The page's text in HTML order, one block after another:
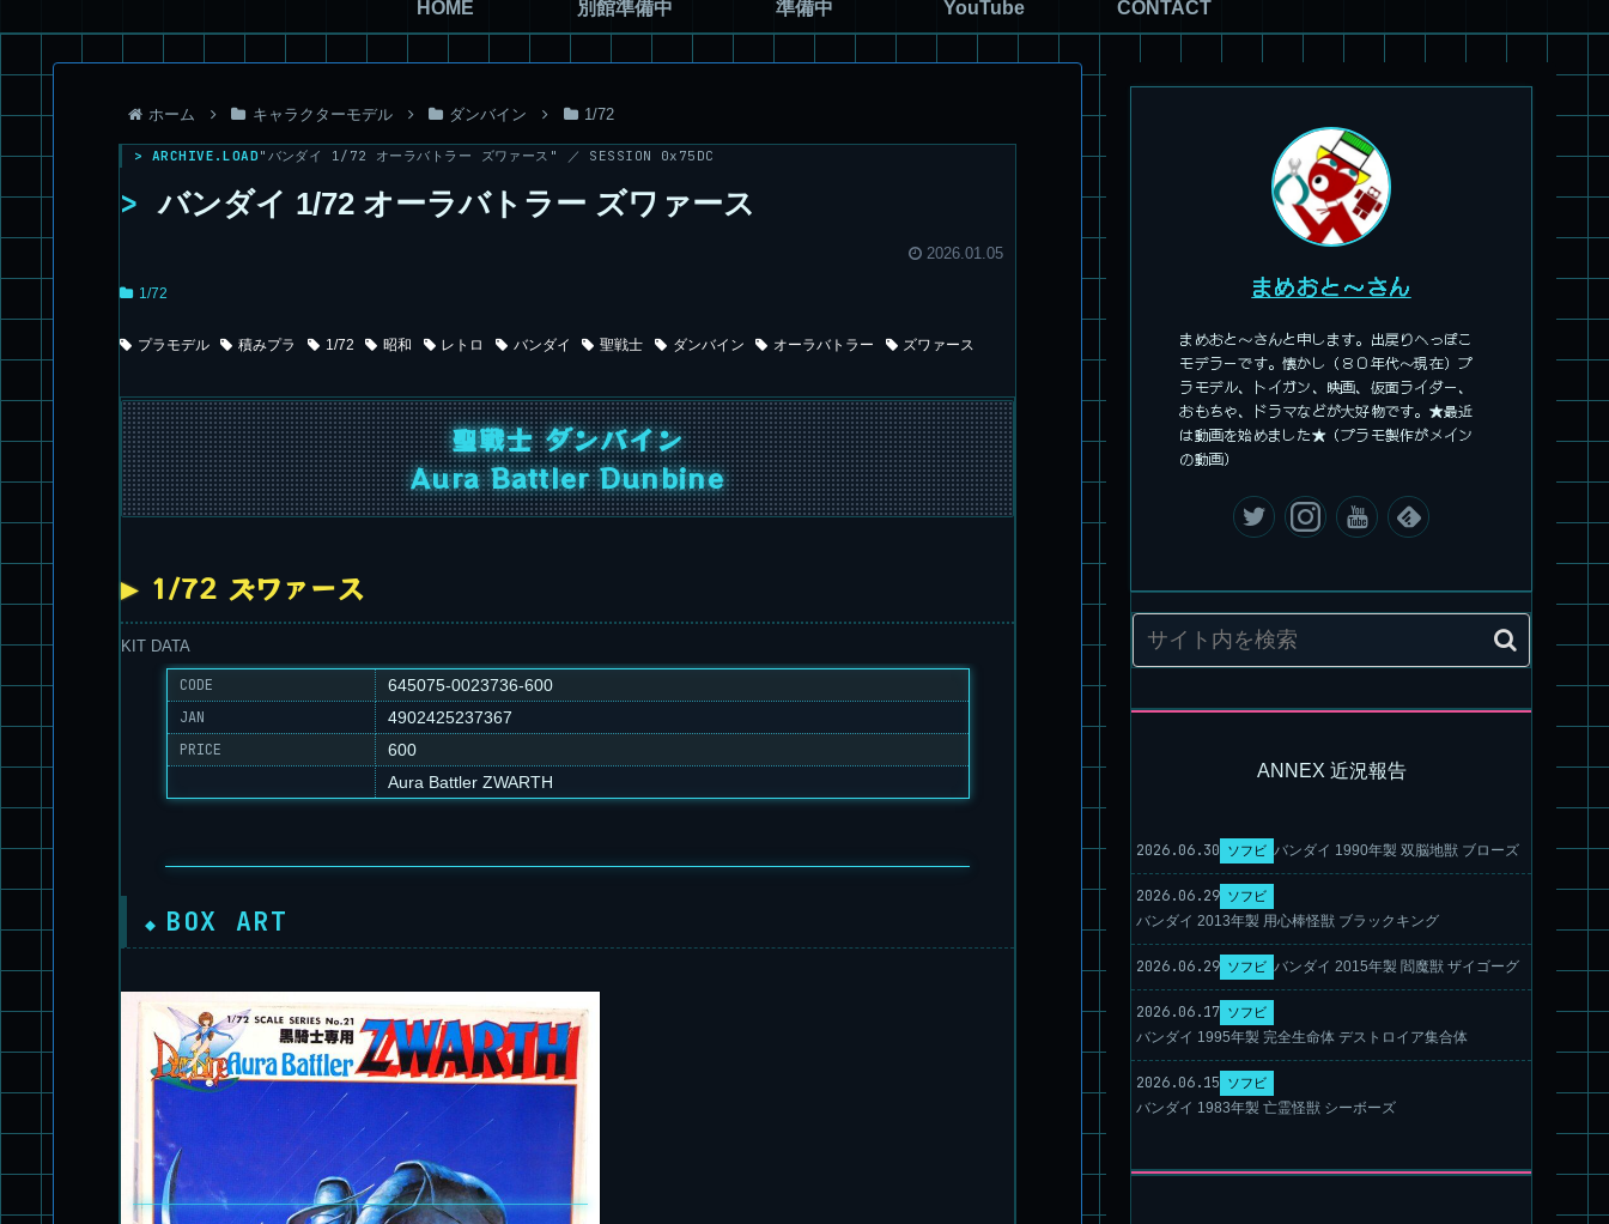
HOME 別館準備中 準備中 YouTube CONTACT
ホーム キャラクターモデル ダンバイン 1/72
> ARCHIVE.LOAD "バンダイ 1/72 オーラバトラー ズワァース" ／ SESSION 0x75DC
>バンダイ 1/72 オーラバトラー ズワァース
2026.01.05
1/72
プラモデル 積みプラ 1/72 昭和 レトロ バンダイ 聖戦士 ダンバイン オーラバトラー ズワァース
聖戦士 ダンバイン
Aura Battler Dunbine
1/72 ズワァース
KIT DATA
CODE
645075-0023736-600
JAN
4902425237367
PRICE
600
Aura Battler ZWARTH
BOX ART
まめおと～さん
まめおと～さんと申します。出戻りへっぽこ
モデラーです。懐かし（８０年代～現在）プ
ラモデル、トイガン、映画、仮面ライダー、
おもちゃ、ドラマなどが大好物です。★最近
は動画を始めました★（プラモ製作がメイン
の動画）
ANNEX 近況報告
2026.06.30 ソフビ バンダイ 1990年製 双脳地獣 ブローズ
2026.06.29 ソフビ
バンダイ 2013年製 用心棒怪獣 ブラックキング
2026.06.29 ソフビ バンダイ 2015年製 閻魔獣 ザイゴーグ
2026.06.17 ソフビ
バンダイ 1995年製 完全生命体 デストロイア集合体
2026.06.15 ソフビ
バンダイ 1983年製 亡霊怪獣 シーボーズ
ー
パチ組塗装★HG スコープドッグ ターボカスタム サンサ戦 キ
パチ組塗装★PLAMAX 1/72 バトロイド・バルキリー VF-1S ロ
イ・フォッカー スペシャル